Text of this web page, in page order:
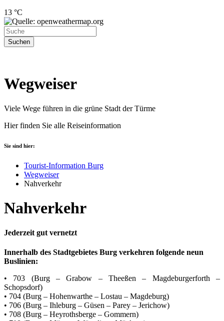
13 °C
Suchen
Wegweiser
Viele Wege führen in die grüne Stadt der Türme
Hier finden Sie alle Reiseinformation
Sie sind hier:
Tourist-Information Burg
Wegweiser
Nahverkehr
Nahverkehr
Jederzeit gut vernetzt
Innerhalb des Stadtgebietes Burg verkehren folgende neun
Buslinien:
• 703 (Burg – Grabow – Theeßen – Magdeburgerforth –
Schopsdorf)
• 704 (Burg – Hohenwarthe – Lostau – Magdeburg)
• 706 (Burg – Ihleburg – Güsen – Parey – Jerichow)
• 708 (Burg – Heyrothsberge – Gommern)